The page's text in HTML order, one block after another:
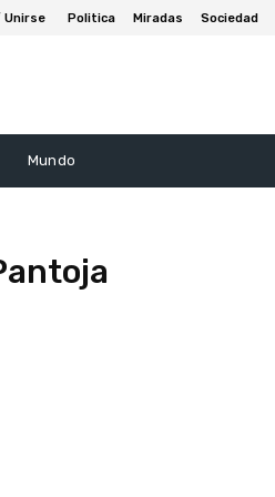
Unirse Politica Miradas Sociedad
Mundo